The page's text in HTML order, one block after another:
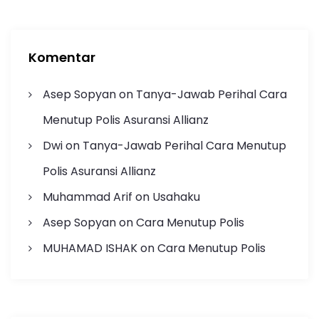
Komentar
Asep Sopyanon Tanya-Jawab Perihal Cara
Menutup Polis Asuransi Allianz
Dwion Tanya-Jawab Perihal Cara Menutup
Polis Asuransi Allianz
Muhammad Arif on Usahaku
Asep SopyanonCara Menutup Polis
MUHAMAD ISHAKonCara Menutup Polis